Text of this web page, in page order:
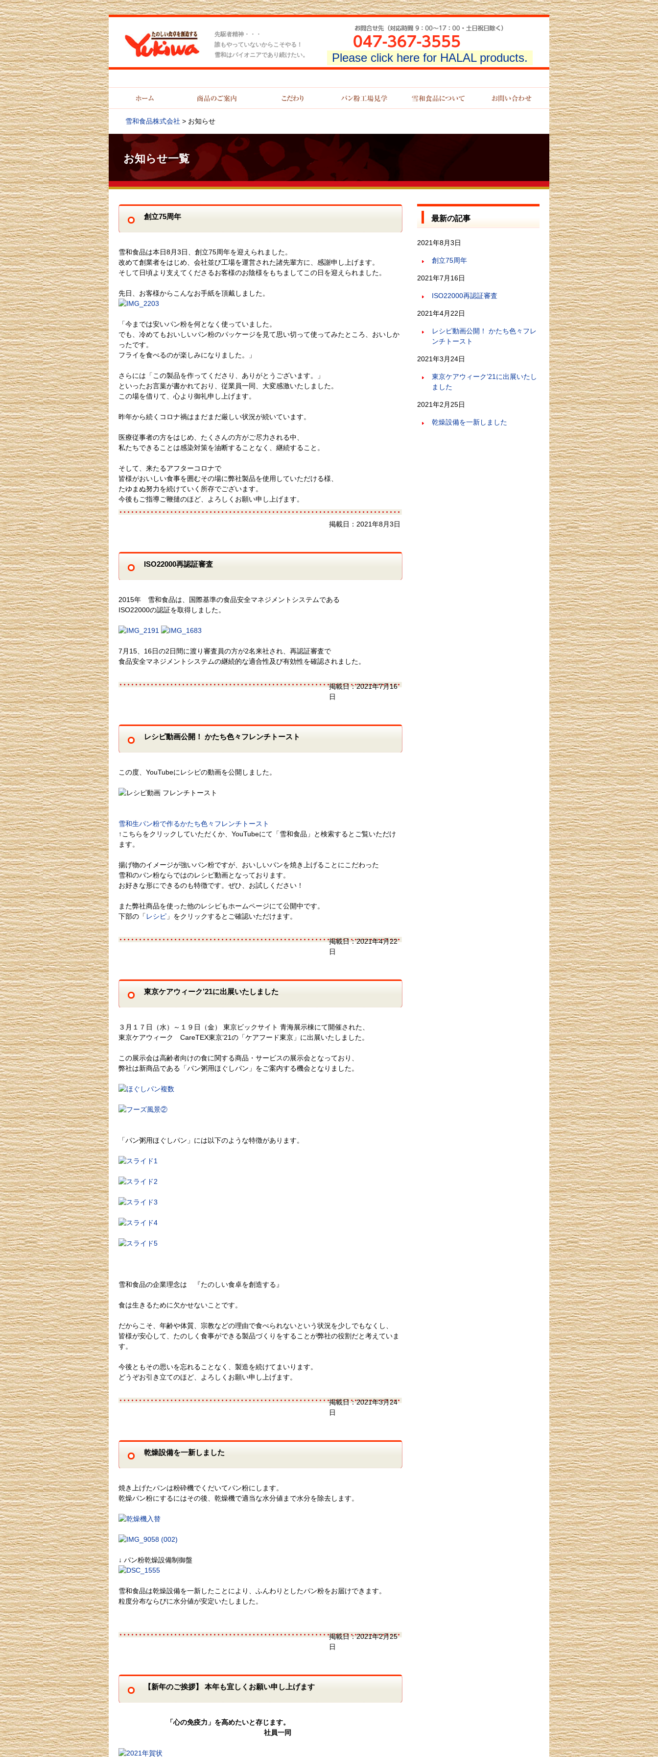
先駆者精神・・・
誰もやっていないからこそやる！
雪和はパイオニアであり続けたい。
Please click here for HALAL products.
雪和食品株式会社 > お知らせ
お知らせ一覧
創立75周年
雪和食品は本日8月3日、創立75周年を迎えられました。
改めて創業者をはじめ、会社並び工場を運営された諸先輩方に、感謝申し上げます。
そして日頃より支えてくださるお客様のお陰様をもちましてこの日を迎えられました。
先日、お客様からこんなお手紙を頂戴しました。
「今までは安いパン粉を何となく使っていました。
でも、冷めてもおいしいパン粉のパッケージを見て思い切って使ってみたところ、おいしか
ったです。
フライを食べるのが楽しみになりました。」
さらには「この製品を作ってくださり、ありがとうございます。」
といったお言葉が書かれており、従業員一同、大変感激いたしました。
この場を借りて、心より御礼申し上げます。
昨年から続くコロナ禍はまだまだ厳しい状況が続いています。
医療従事者の方をはじめ、たくさんの方がご尽力される中、
私たちできることは感染対策を油断することなく、継続すること。
そして、来たるアフターコロナで
皆様がおいしい食事を囲むその場に弊社製品を使用していただける様、
たゆまぬ努力を続けていく所存でございます。
今後もご指導ご鞭撻のほど、よろしくお願い申し上げます。
掲載日： 2021年8月3日
ISO22000再認証審査
2015年 雪和食品は、国際基準の食品安全マネジメントシステムである
ISO22000の認証を取得しました。
7月15、16日の2日間に渡り審査員の方が2名来社され、再認証審査で
食品安全マネジメントシステムの継続的な適合性及び有効性を確認されました。
掲載日：2021年7月16
日
レシピ動画公開！ かたち色々フレンチトースト
この度、YouTubeにレシピの動画を公開しました。
雪和生パン粉で作るかたち色々フレンチトースト
↑こちらをクリックしていただくか、YouTubeにて「雪和食品」と検索するとご覧いただけ
ます。
揚げ物のイメージが強いパン粉ですが、おいしいパンを焼き上げることにこだわった
雪和のパン粉ならではのレシピ動画となっております。
お好きな形にできるのも特徴です。ぜひ、お試しください！
また弊社商品を使った他のレシピもホームページにて公開中です。
下部の「 レシピ 」をクリックするとご確認いただけます。
掲載日：2021年4月22
日
東京ケアウィーク’21に出展いたしました
３月１７日（水）～１９日（金） 東京ビックサイト 青海展示棟にて開催された、
東京ケアウィーク CareTEX東京‘21の「ケアフード東京」に出展いたしました。
この展示会は高齢者向けの食に関する商品・サービスの展示会となっており、
弊社は新商品である「パン粥用ほぐしパン」をご案内する機会となりました。
「パン粥用ほぐしパン」には以下のような特徴があります。
雪和食品の企業理念は 『たのしい食卓を創造する』
食は生きるために欠かせないことです。
だからこそ、年齢や体質、宗教などの理由で食べられないという状況を少しでもなくし、
皆様が安心して、たのしく食事ができる製品づくりをすることが弊社の役割だと考えていま
す。
今後ともその思いを忘れることなく、製造を続けてまいります。
どうぞお引き立てのほど、よろしくお願い申し上げます。
掲載日：2021年3月24
日
乾燥設備を一新しました
焼き上げたパンは粉砕機でくだいてパン粉にします。
乾燥パン粉にするにはその後、乾燥機で適当な水分値まで水分を除去します。
↓ パン粉乾燥設備制御盤
雪和食品は乾燥設備を一新したことにより、ふんわりとしたパン粉をお届けできます。
粒度分布ならびに水分値が安定いたしました。
掲載日：2021年2月25
日
【新年のご挨拶】 本年も宜しくお願い申し上げます
「心の免疫力」を高めたいと存じます。
社員一同
最新の記事
2021年8月3日
創立75周年
2021年7月16日
ISO22000再認証審査
2021年4月22日
レシピ動画公開！ かたち色々フレ
ンチトースト
2021年3月24日
東京ケアウィーク’21に出展いたし
ました
2021年2月25日
乾燥設備を一新しました